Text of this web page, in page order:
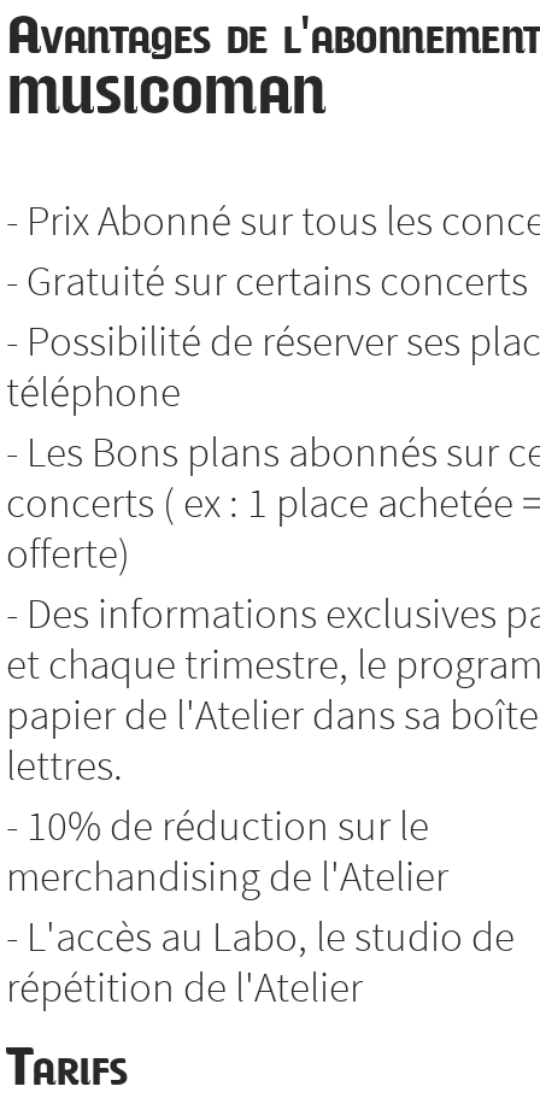
Avantages de l'abonnement
MUSICOMAN
- Prix Abonné sur tous les
- Gratuité sur certains concerts
- Possibilité de réserver ses
téléphone
- Les Bons plans abonnés sur
concerts ( ex : 1 place achetée
offerte)
- Des informations exclusives
et chaque trimestre, le
papier de l'Atelier dans sa
lettres.
- 10% de réduction sur le
merchandising de l'Atelier
- L'accès au Labo, le studio de
répétition de l'Atelier
Tarifs